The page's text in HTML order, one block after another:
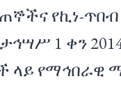
የኪነ-
ታኅሣሥ 1 ቀን
ላይ የማኅበራዊ